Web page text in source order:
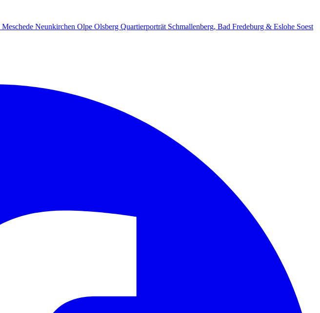
Meschede Neunkirchen Olpe Olsberg Quartierporträt Schmallenberg, Bad Fredeburg & Eslohe Soest